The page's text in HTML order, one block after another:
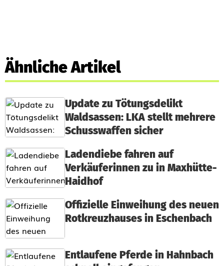
Ähnliche Artikel
Update zu Tötungsdelikt
Waldsassen: LKA stellt mehrere
Schusswaffen sicher
Ladendiebe fahren auf
Verkäuferinnen zu in Maxhütte-
Haidhof
Offizielle Einweihung des neuen
Rotkreuzhauses in Eschenbach
Entlaufene Pferde in Hahnbach